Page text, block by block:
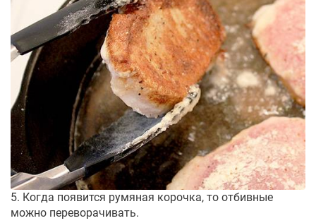
5. Когда появится румяная корочка, то отбивные
можно переворачивать.